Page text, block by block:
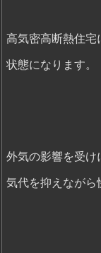
高気密高断熱住宅
状態になります。
外気の影響を受け
気代を抑えながら